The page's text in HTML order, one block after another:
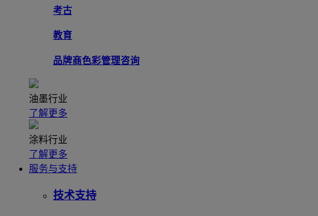
考古
教育
品牌商色彩管理咨询
油墨行业
了解更多
涂料行业
了解更多
服务与支持
技术支持